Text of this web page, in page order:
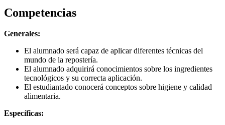
Competencias
Generales:
El alumnado será capaz de aplicar diferentes técnicas del
mundo de la repostería.
El alumnado adquirirá conocimientos sobre los ingredientes
tecnológicos y su correcta aplicación.
El estudiantado conocerá conceptos sobre higiene y calidad
alimentaria.
Específicas: